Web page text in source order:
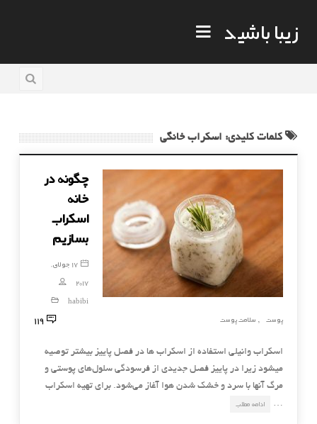
زیبا باشید
کلمات کلیدی: اسکراب خانگی
چگونه در
خانه
اسکراب
بسازیم
17 جولای,
2017
habibi
پوست
, سلامت پوست 119
اسكراب وانیلی استفاده از اسکراب ها در فصل پاییز بیشتر توصیه
میشود زیرا در پاییز فصل جدیدی از فرسودگی سلول‌های پوستی و
مرگ آنها با سرد و خشك شدن هوا آغاز می‌شود. برای تهیه اسكراب
…
ادامه مطلب